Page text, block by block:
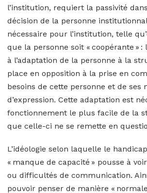
l’institution, requiert la passivité
décision de la personne
nécessaire pour l’institution, telle
que la personne soit « coopérante »
à l’adaptation de la personne à la
place en opposition à la prise en
besoins de cette personne et de ses
d’expression. Cette adaptation est
fonctionnement le plus facile de la
que celle-ci ne se remette en
L’idéologie selon laquelle le
« manque de capacité » pousse à
ou difficultés de communication.
pouvoir penser de manière «